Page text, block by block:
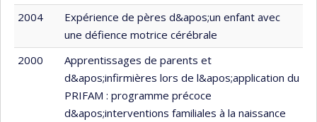
2004
Expérience de pères d&apos;un enfant avec
une défience motrice cérébrale
2000
Apprentissages de parents et
d&apos;infirmières lors de l&apos;application du
PRIFAM : programme précoce
d&apos;interventions familiales à la naissance